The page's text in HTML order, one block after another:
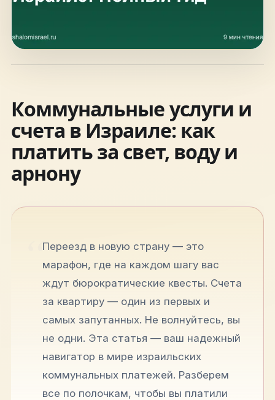
Telegram
Коммунальные услуги и
счета в Израиле: как
платить за свет, воду и
арнону
Переезд в новую страну — это
марафон, где на каждом шагу вас
ждут бюрократические квесты. Счета
за квартиру — один из первых и
самых запутанных. Не волнуйтесь, вы
не одни. Эта статья — ваш надежный
навигатор в мире израильских
коммунальных платежей. Разберем
все по полочкам, чтобы вы платили